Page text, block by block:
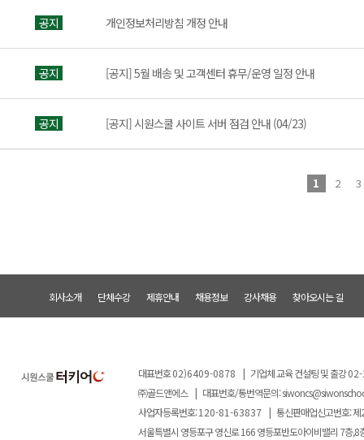
공지 개인정보처리방침 개정 안내
공지 [공지] 5월 배송 및 고객센터 휴무/운영 일정 안내
공지 [공지] 시원스쿨 사이트 서버 점검 안내 (04/23)
1 2 3
회사소개 단체수강 제휴안내 채용정보 강사채용 찾아오시는 길
대표번호02)6409-0878 | 기업체 교육 컨설팅 및 출강
㈜골드앤에스 | 대표번호/통번역문의:
사업자등록번호:120-81-63837 | 통신판매업신고번호: 제
서울특별시 영등포구 영신로 166 영등포반도아이비밸리 7층,8